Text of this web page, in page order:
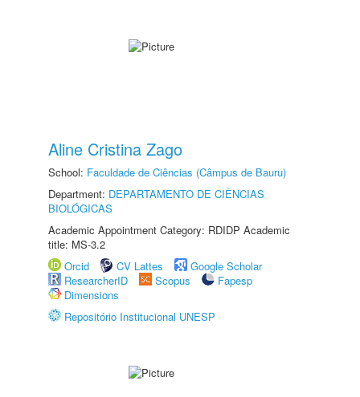
Aline Cristina Zago
School: Faculdade de Ciências (Câmpus de Bauru)
Department: DEPARTAMENTO DE CIÊNCIAS
BIOLÓGICAS
Academic Appointment Category: RDIDP Academic
title: MS-3.2
Orcid
CV Lattes
Google Scholar
ResearcherID
Scopus
Fapesp
Dimensions
Repositório Institucional UNESP